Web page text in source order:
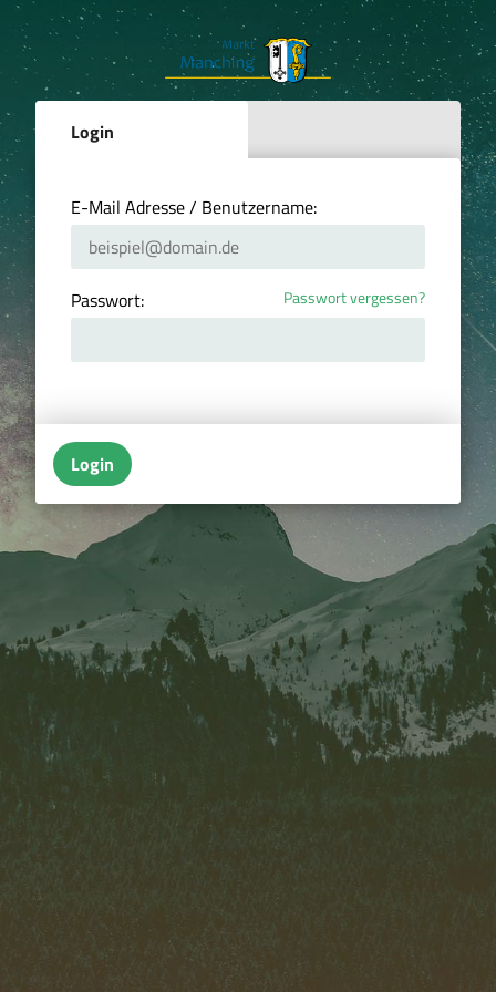
Login
E-Mail Adresse / Benutzername:
Passwort: Passwort vergessen?
Login